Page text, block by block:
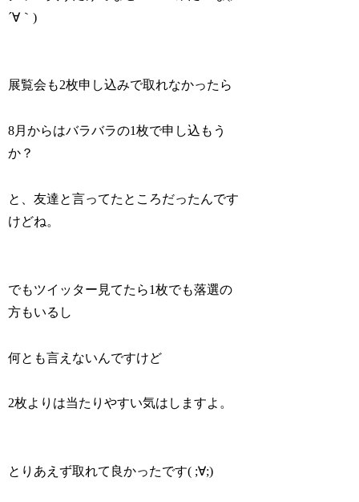
´∀｀)
展覧会も2枚申し込みで取れなかったら
8月からはバラバラの1枚で申し込もう
か？
と、友達と言ってたところだったんです
けどね。
でもツイッター見てたら1枚でも落選の
方もいるし
何とも言えないんですけど
2枚よりは当たりやすい気はしますよ。
とりあえず取れて良かったです( ;∀;)